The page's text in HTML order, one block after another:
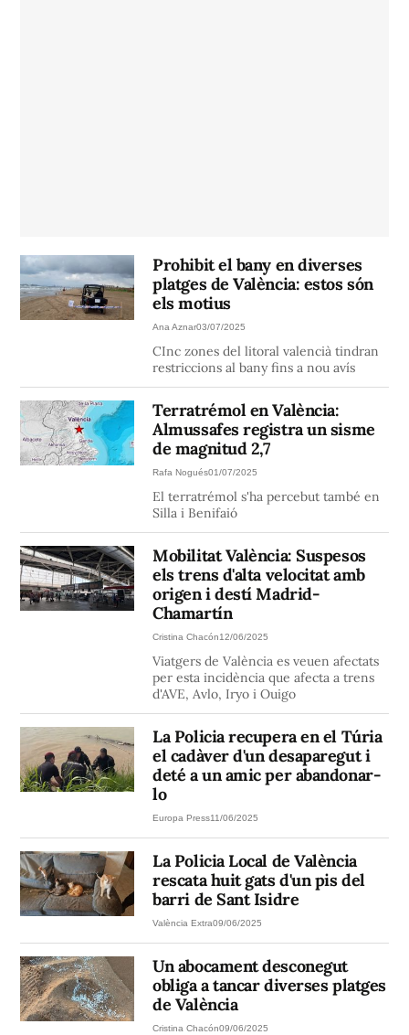
Prohibit el bany en diverses
platges de València: estos són
els motius
Ana Aznar03/07/2025
CInc zones del litoral valencià tindran
restriccions al bany fins a nou avís
Terratrémol en València:
Almussafes registra un sisme
de magnitud 2,7
Rafa Nogués01/07/2025
El terratrémol s'ha percebut també en
Silla i Benifaió
Mobilitat València: Suspesos
els trens d'alta velocitat amb
origen i destí Madrid-
Chamartín
Cristina Chacón12/06/2025
Viatgers de València es veuen afectats
per esta incidència que afecta a trens
d'AVE, Avlo, Iryo i Ouigo
La Policia recupera en el Túria
el cadàver d'un desaparegut i
deté a un amic per abandonar-
lo
Europa Press11/06/2025
La Policia Local de València
rescata huit gats d'un pis del
barri de Sant Isidre
València Extra09/06/2025
Un abocament desconegut
obliga a tancar diverses platges
de València
Cristina Chacón09/06/2025